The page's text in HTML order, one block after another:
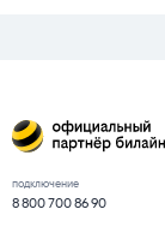
подключение
8 800 700 86 90